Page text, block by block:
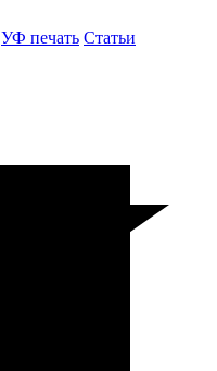
УФ печать Статьи